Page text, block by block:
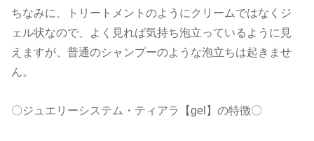
ちなみに、トリートメントのようにクリームではなくジ
ェル状なので、よく見れば気持ち泡立っているように見
えますが、普通のシャンプーのような泡立ちは起きませ
ん。
〇ジュエリーシステム・ティアラ【gel】の特徴〇